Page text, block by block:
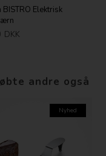
BISTRO Elektrisk
DKK
andre også
Nyhed